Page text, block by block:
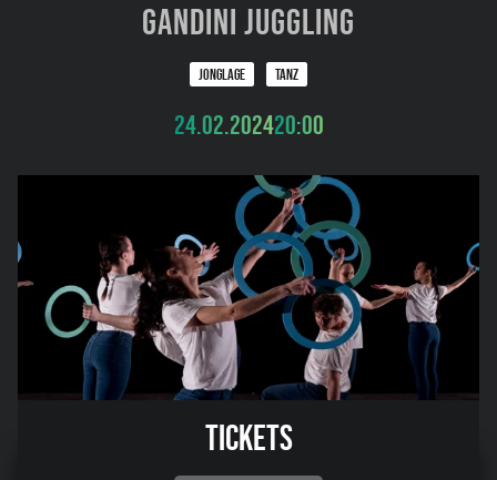
Gandini Juggling
JONGLAGE TANZ
24.02.202420:00
Tickets